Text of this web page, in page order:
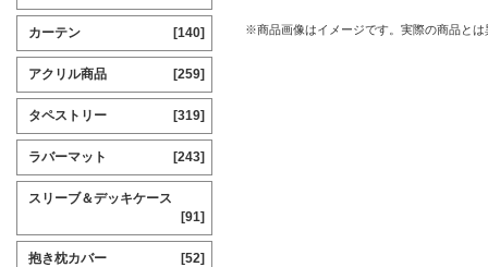
※商品画像はイメージです。実際の商品と
カーテン [140]
アクリル商品 [259]
タペストリー [319]
ラバーマット [243]
スリーブ＆デッキケース
[91]
抱き枕カバー [52]